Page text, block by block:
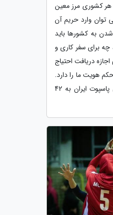
هر کشوری مرز معین
توان وارد حریم آن
به کشورها باید
چه برای سفر کاری و
دریافت احتیاج
هویت ما را دارد.
در سال 2018 از طریق پاسپوت ایران به 42